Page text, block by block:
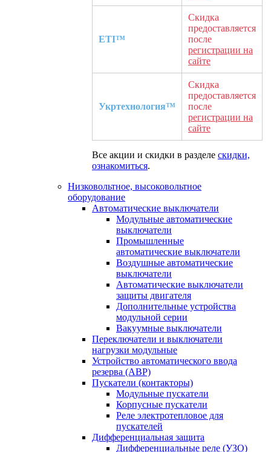
ETI™
Скидка
предоставляется
после
регистрации на
сайте
Укртехнология™
Скидка
предоставляется
после
регистрации на
сайте
Все акции и скидки в разделе скидки,
ознакомиться.
Низковольтное, высоковольтное
оборудование
Автоматические выключатели
Модульные автоматические
выключатели
Промышленные
автоматические выключатели
Воздушные автоматические
выключатели
Автоматические выключатели
защиты двигателя
Дополнительные устройства
модульной серии
Вакуумные выключатели
Переключатели и выключатели
нагрузки модульные
Устройство автоматического ввода
резерва (АВР)
Пускатели (контакторы)
Модульные пускатели
Корпусные пускатели
Реле электротепловое для
пускателей
Дифференциальная защита
Дифференциальные реле (УЗО)